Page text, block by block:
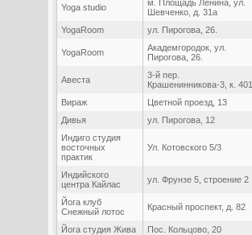
Yoga studio
м. Площадь Ленина, ул.
Шевченко, д. 31а
YogaRoom ул. Пирогова, 26.
YogaRoom
Академгородок, ул.
Пирогова, 26.
Авеста
3-й пер.
Крашенинникова-3, к. 401
Вираж Цветной проезд, 13
Дивья
ул. Пирогова, 12
Индиго студия
восточных
практик
Ул. Котовского 5/3
Индийского
центра Кайлас
ул. Фрунзе 5, строение 2
Йога клуб
Снежный лотос
Красный проспект, д. 82
Йога студия Жива
Пос. Кольцово, 20